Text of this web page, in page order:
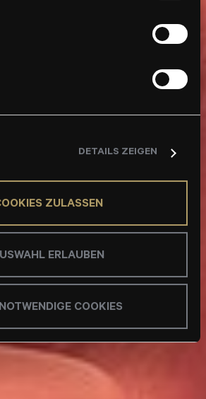
DETAILS ZEIGEN
ZULASSEN
ERLAUBEN
COOKIES